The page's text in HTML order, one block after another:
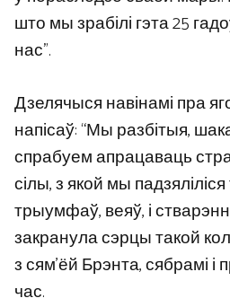
што мы зрабілі гэта 25
нас”.
Дзелячыся навінамі пра
напісаў: “Мы разбітыя,
спрабуем апрацаваць
сілы, з якой мы
трыумфаў, веяў, і
закранула сэрцы такой
з сям’ёй Брэнта, сябрамі і
час.